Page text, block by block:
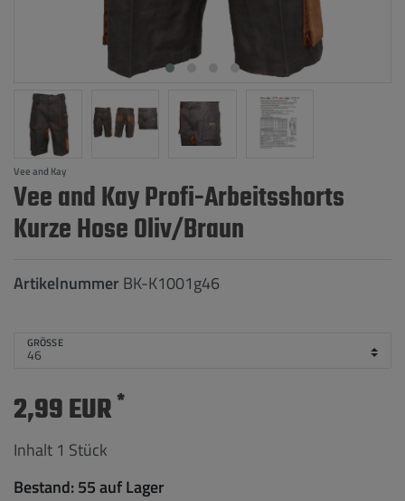
Vee and Kay
Vee and Kay Profi-Arbeitsshorts
Kurze Hose Oliv/Braun
Artikelnummer BK-K1001g46
GRÖSSE
2,99 EUR*
Inhalt 1 Stück
Bestand: 55 auf Lager